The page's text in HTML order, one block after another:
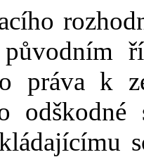
práva k
odškodné